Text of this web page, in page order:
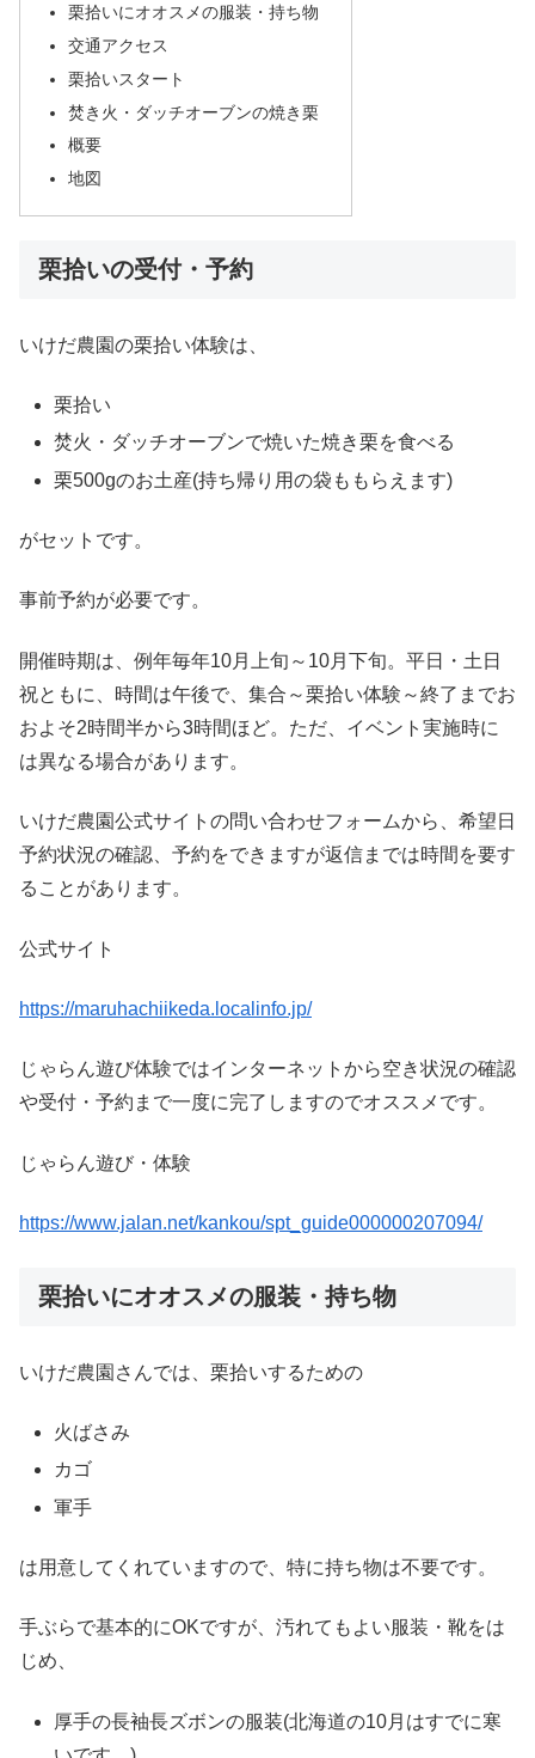
栗拾いにオオスメの服装・持ち物
交通アクセス
栗拾いスタート
焚き火・ダッチオーブンの焼き栗
概要
地図
栗拾いの受付・予約
いけだ農園の栗拾い体験は、
栗拾い
焚火・ダッチオーブンで焼いた焼き栗を食べる
栗500gのお土産(持ち帰り用の袋ももらえます)
がセットです。
事前予約が必要です。
開催時期は、例年毎年10月上旬～10月下旬。平日・土日
祝ともに、時間は午後で、集合～栗拾い体験～終了までお
およそ2時間半から3時間ほど。ただ、イベント実施時に
は異なる場合があります。
いけだ農園公式サイトの問い合わせフォームから、希望日
予約状況の確認、予約をできますが返信までは時間を要す
ることがあります。
公式サイト
https://maruhachiikeda.localinfo.jp/
じゃらん遊び体験ではインターネットから空き状況の確認
や受付・予約まで一度に完了しますのでオススメです。
じゃらん遊び・体験
https://www.jalan.net/kankou/spt_guide000000207094/
栗拾いにオオスメの服装・持ち物
いけだ農園さんでは、栗拾いするための
火ばさみ
カゴ
軍手
は用意してくれていますので、特に持ち物は不要です。
手ぶらで基本的にOKですが、汚れてもよい服装・靴をは
じめ、
厚手の長袖長ズボンの服装(北海道の10月はすでに寒